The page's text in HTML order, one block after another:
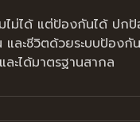
ไม่ได้ แต่ป้องกันได้ ปก
ละชีวิตด้วยระบบป้องกั
ะได้มาตรฐานสากล